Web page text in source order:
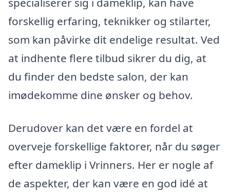
forskellig erfaring, teknikker og stilarter,
som kan påvirke dit endelige resultat. Ved
at indhente flere tilbud sikrer du dig, at
du finder den bedste salon, der kan
imødekomme dine ønsker og behov.
Derudover kan det være en fordel at
overveje forskellige faktorer, når du søger
efter dameklip i Vrinners. Her er nogle af
de aspekter, der kan være en god idé at